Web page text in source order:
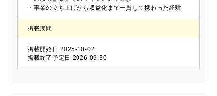
・事業の立ち上げから収益化まで一貫して携わった経験
掲載期間
掲載開始日 2025-10-02
掲載終了予定日 2026-09-30